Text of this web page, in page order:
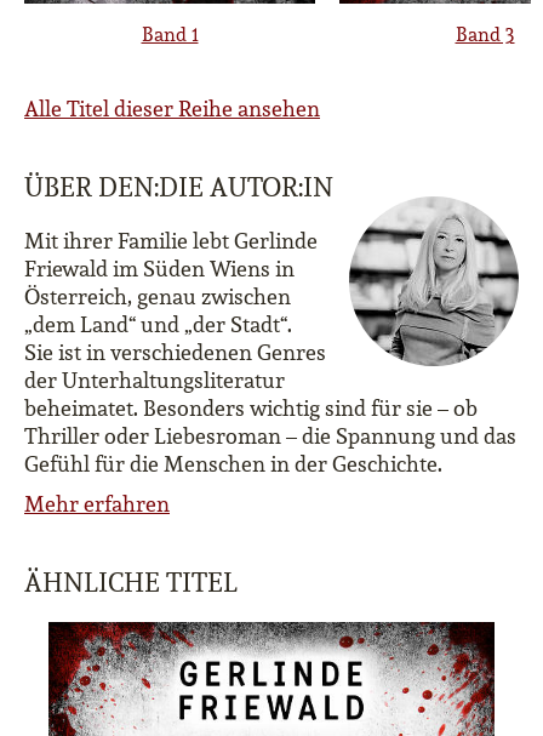
Band 1 Band 3
Alle Titel dieser Reihe ansehen
ÜBER DEN:DIE AUTOR:IN
Mit ihrer Familie lebt Gerlinde
Friewald im Süden Wiens in
Österreich, genau zwischen
„dem Land“ und „der Stadt“.
Sie ist in verschiedenen Genres
der Unterhaltungsliteratur
beheimatet. Besonders wichtig sind für sie – ob
Thriller oder Liebesroman – die Spannung und das
Gefühl für die Menschen in der Geschichte.
Mehr erfahren
ÄHNLICHE TITEL